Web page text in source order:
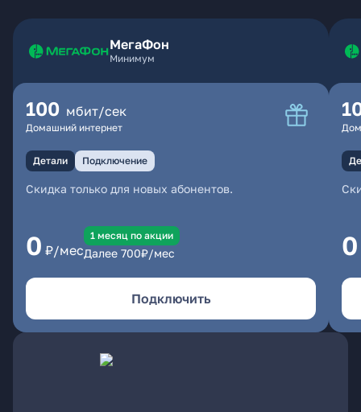
МегаФон
Минимум
100 мбит/сек
Домашний интернет
Детали Подключение
Скидка только для новых абонентов.
0 ₽/мес
1 месяц по акции
Далее 700₽/мес
Подключить
0